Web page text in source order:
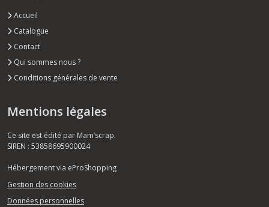
Accueil
Catalogue
Contact
Qui sommes nous ?
Conditions générales de vente
Mentions légales
Ce site est édité par Mam’scrap.
SIREN : 53858695900024
Hébergement via eProShopping
Gestion des cookies
Données personnelles